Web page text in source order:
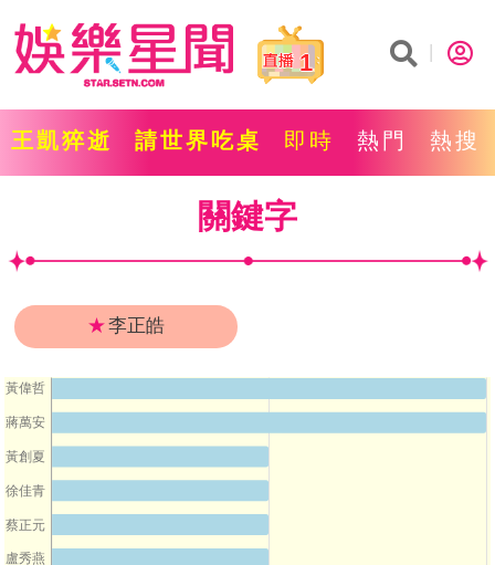
1
王凱猝逝 請世界吃桌 即時 熱門 熱搜
關鍵字
★李正皓
黃偉哲
蔣萬安
黃創夏
徐佳青
蔡正元
盧秀燕